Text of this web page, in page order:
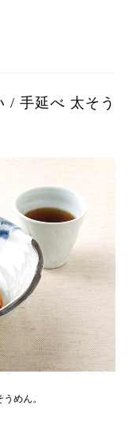
/ 手延べ 太そう
めん。